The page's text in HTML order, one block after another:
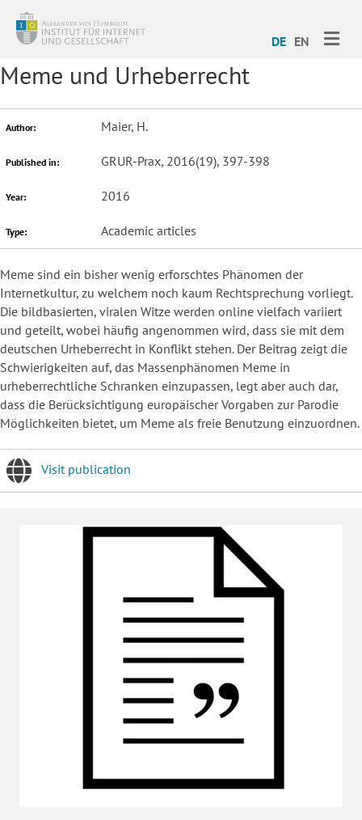
DE EN
Meme und Urheberrecht
Author: Maier, H.
Published in: GRUR-Prax, 2016(19), 397-398
Year: 2016
Type: Academic articles
Meme sind ein bisher wenig erforschtes Phänomen der
Internetkultur, zu welchem noch kaum Rechtsprechung vorliegt.
Die bildbasierten, viralen Witze werden online vielfach variiert
und geteilt, wobei häufig angenommen wird, dass sie mit dem
deutschen Urheberrecht in Konflikt stehen. Der Beitrag zeigt die
Schwierigkeiten auf, das Massenphänomen Meme in
urheberrechtliche Schranken einzupassen, legt aber auch dar,
dass die Berücksichtigung europäischer Vorgaben zur Parodie
Möglichkeiten bietet, um Meme als freie Benutzung einzuordnen.
Visit publication